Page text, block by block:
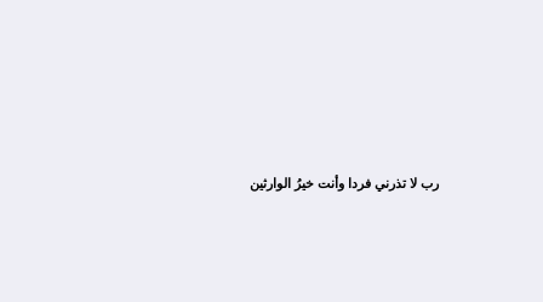
ﺭﺏ ﻻ ﺗﺬﺭﻧﻲ ﻓﺮﺩﺍ ﻭﺃﻧﺖ ﺧﻴﺮُ ﺍﻟﻮﺍﺭﺛﻴﻦ